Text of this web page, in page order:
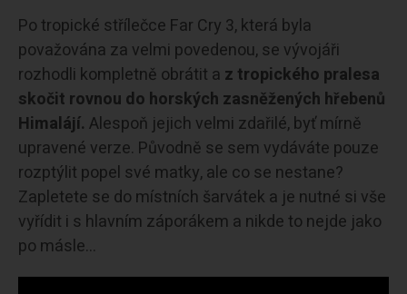
Po tropické střílečce Far Cry 3, která byla
považována za velmi povedenou, se vývojáři
rozhodli kompletně obrátit a z tropického pralesa
skočit rovnou do horských zasněžených hřebenů
Himalájí. Alespoň jejich velmi zdařilé, byť mírně
upravené verze. Původně se sem vydáváte pouze
rozptýlit popel své matky, ale co se nestane?
Zapletete se do místních šarvátek a je nutné si vše
vyřídit i s hlavním záporákem a nikde to nejde jako
po másle…